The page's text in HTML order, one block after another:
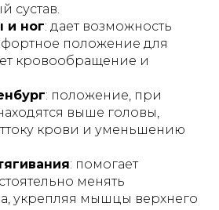
сустав.
и ног: дает возможность
положение для
кровообращение и
: положение, при
выше головы,
крови и уменьшению
: помогает
менять
укрепляя мышцы верхнего